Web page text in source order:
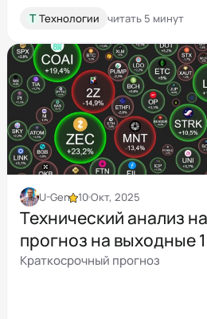
Т Технологии читать 5 минут
U-Gen 10 Окт, 2025
Технический анализ
прогноз на выходные
2025
Краткосрочный прогноз